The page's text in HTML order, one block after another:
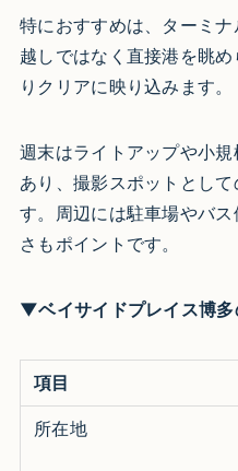
特におすすめは、ターミ
越しではなく直接港を眺
りクリアに映り込みます。
週末はライトアップや小
あり、撮影スポットとし
す。周辺には駐車場やバ
さもポイントです。
▼ベイサイドプレイス博多
項目
所在地